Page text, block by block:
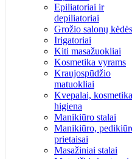
Epiliatoriai ir
depiliatoriai
Grožio salonų kėdės
Irigatoriai
Kiti masažuokliai
Kosmetika vyrams
Kraujospūdžio
matuokliai
Kvepalai,
higiena
Manikiūro stalai
Manikiūro,
prietaisai
Masažiniai stalai